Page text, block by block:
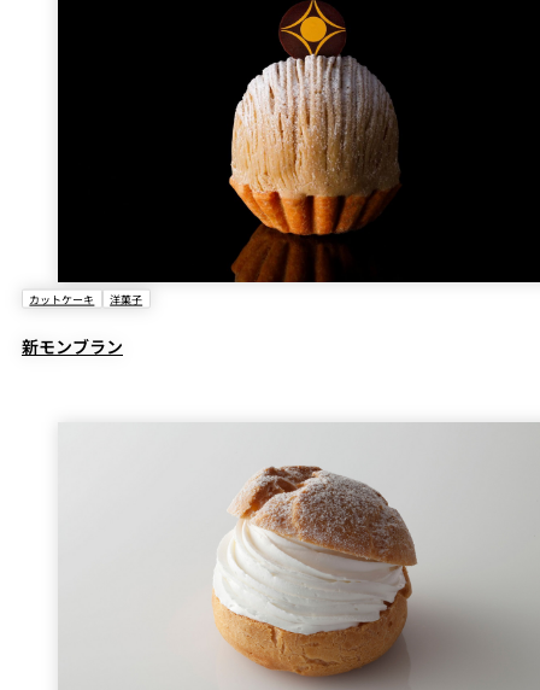
カットケーキ 洋菓子
新モンブラン